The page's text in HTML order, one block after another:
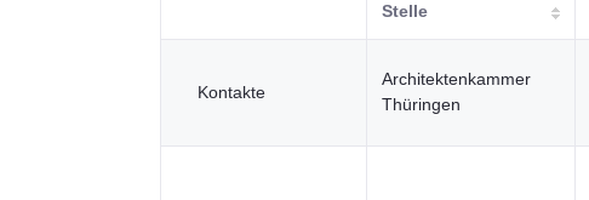
Stelle
Kontakte
Architektenkammer
Thüringen